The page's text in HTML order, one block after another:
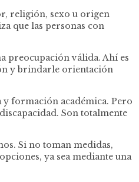
religión, sexo u origen
que las personas con
preocupación válida. Ahí es
y brindarle orientación
y formación académica. Pero
Son totalmente
Si no toman medidas,
ya sea mediante una